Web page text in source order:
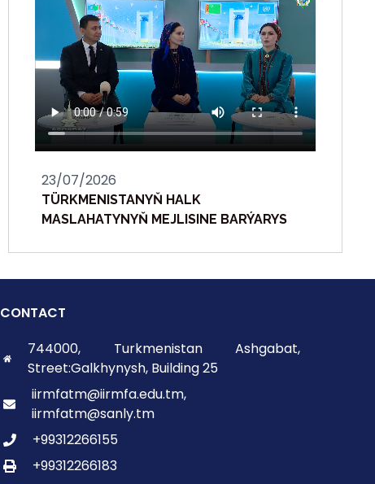
23/07/2026
TÜRKMENISTANYŇ HALK
MASLAHATYNYŇ MEJLISINE BARÝARYS
CONTACT
744000, Turkmenistan Ashgabat,
Street:Galkhynysh, Building 25
iirmfatm@iirmfa.edu.tm,
iirmfatm@sanly.tm
+99312266155
+99312266183